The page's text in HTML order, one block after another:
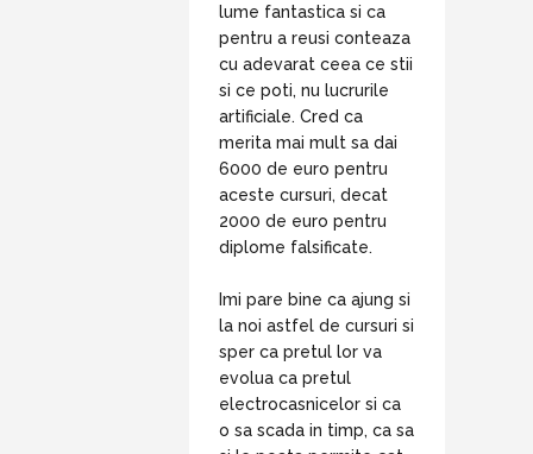
lume fantastica si ca
pentru a reusi conteaza
cu adevarat ceea ce stii
si ce poti, nu lucrurile
artificiale. Cred ca
merita mai mult sa dai
6000 de euro pentru
aceste cursuri, decat
2000 de euro pentru
diplome falsificate.
Imi pare bine ca ajung si
la noi astfel de cursuri si
sper ca pretul lor va
evolua ca pretul
electrocasnicelor si ca
o sa scada in timp, ca sa